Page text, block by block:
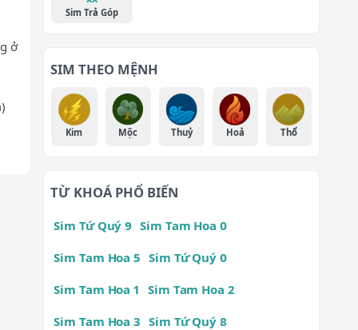
ở
Sim Trả Góp
SIM THEO MỆNH
Kim Mộc Thuỷ Hoả Thổ
TỪ KHOÁ PHỔ BIẾN
Sim Tứ Quý 9 Sim Tam Hoa 0
Sim Tam Hoa 5 Sim Tứ Quý 0
Sim Tam Hoa 1
Sim Tam Hoa 2
Sim Tam Hoa 3 Sim Tứ Quý 8